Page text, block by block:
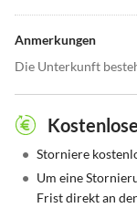
Anmerkungen
Die Unterkunft
• Storniere
• Um eine
Frist direkt an